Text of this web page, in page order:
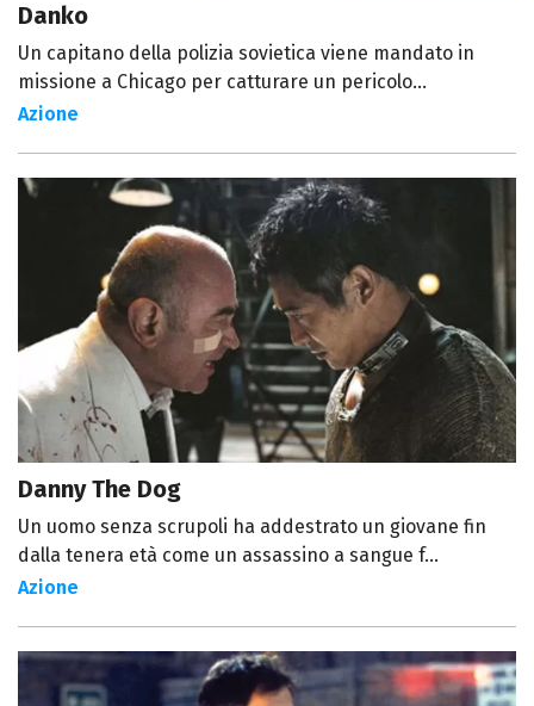
Danko
Un capitano della polizia sovietica viene mandato in
missione a Chicago per catturare un pericolo...
Azione
Danny The Dog
Un uomo senza scrupoli ha addestrato un giovane fin
dalla tenera età come un assassino a sangue f...
Azione